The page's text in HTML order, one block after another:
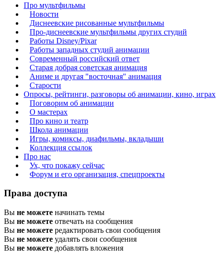
Про мультфильмы
Новости
Диснеевские рисованные мультфильмы
Про-диснеевские мультфильмы других студий
Работы Disney/Pixar
Работы западных студий анимации
Современный российский ответ
Старая добрая советская анимация
Аниме и другая "восточная" анимация
Старости
Опросы, рейтинги, разговоры об анимации, кино, играх
Поговорим об анимации
О мастерах
Про кино и театр
Школа анимации
Игры, комиксы, диафильмы, вкладыши
Коллекция ссылок
Про нас
Ух, что покажу сейчас
Форум и его организация, спецпроекты
Права доступа
Вы не можете начинать темы
Вы не можете отвечать на сообщения
Вы не можете редактировать свои сообщения
Вы не можете удалять свои сообщения
Вы не можете добавлять вложения